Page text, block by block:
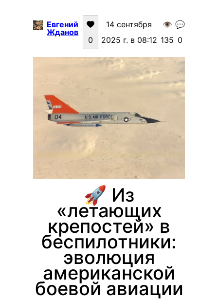
Евгений
Жданов
0
14 сентября
2025 г. в 08:12
👁️
135
💬
0
🚀 Из
«летающих
крепостей» в
беспилотники:
эволюция
американской
боевой авиации